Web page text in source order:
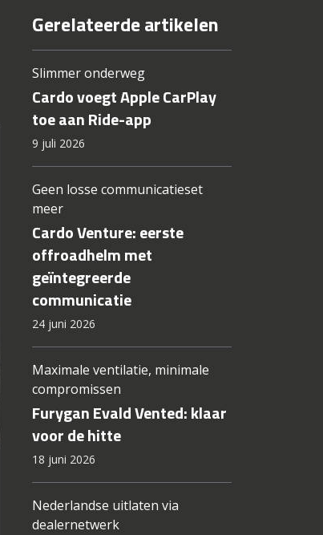
Gerelateerde artikelen
Slimmer onderweg
Cardo voegt Apple CarPlay
toe aan Ride-app
9 juli 2026
Geen losse communicatieset
meer
Cardo Venture: eerste
offroadhelm met
geïntegreerde
communicatie
24 juni 2026
Maximale ventilatie, minimale
compromissen
Furygan Evald Vented: klaar
voor de hitte
18 juni 2026
Nederlandse uitlaten via
dealernetwerk